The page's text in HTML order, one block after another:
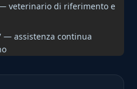
veterinario di riferimento e
— assistenza continua